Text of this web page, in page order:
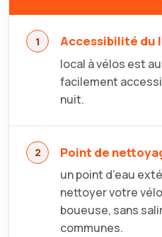
Accessibilité du
local à vélos est
facilement
nuit.
Point de
un point d’eau
nettoyer votre
boueuse, sans
communes.